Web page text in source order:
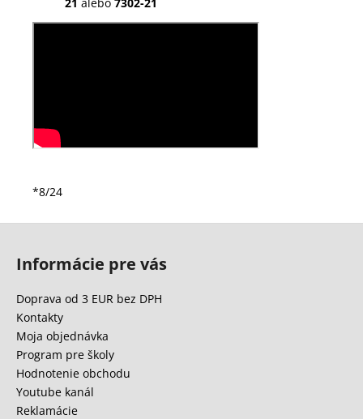
*8/24
Informácie pre vás
Doprava od 3 EUR bez DPH
Kontakty
Moja objednávka
Program pre školy
Hodnotenie obchodu
Youtube kanál
Reklamácie